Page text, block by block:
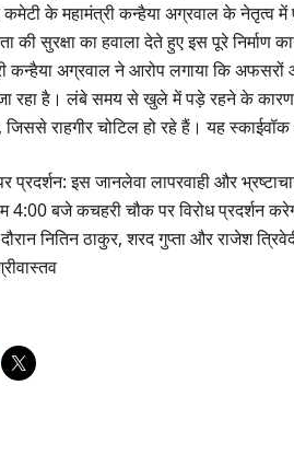
के महामंत्री कन्हैया अग्रवाल के नेतृत्व में
की सुरक्षा का हवाला देते हुए इस पूरे निर्माण
कन्हैया अग्रवाल ने आरोप लगाया कि अफसरों
जा रहा है। लंबे समय से खुले में पड़े रहने के
जिससे राहगीर चोटिल हो रहे हैं। यह
प्रदर्शन: इस जानलेवा लापरवाही और
4:00 बजे कचहरी चौक पर विरोध प्रदर्शन
नितिन ठाकुर, शरद गुप्ता और राजेश